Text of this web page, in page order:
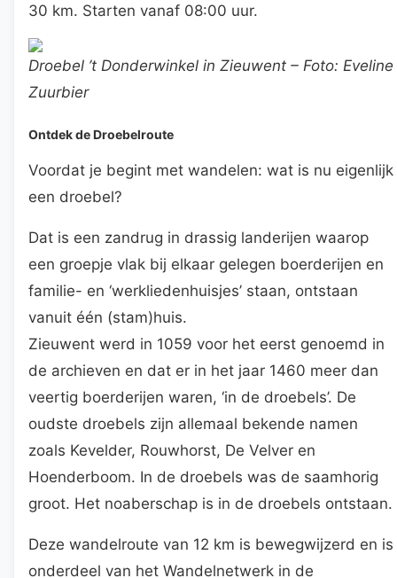
30 km. Starten vanaf 08:00 uur.
Droebel ’t Donderwinkel in Zieuwent – Foto: Eveline
Zuurbier
Ontdek de Droebelroute
Voordat je begint met wandelen: wat is nu eigenlijk
een droebel?
Dat is een zandrug in drassig landerijen waarop
een groepje vlak bij elkaar gelegen boerderijen en
familie- en ‘werkliedenhuisjes’ staan, ontstaan
vanuit één (stam)huis.
Zieuwent werd in 1059 voor het eerst genoemd in
de archieven en dat er in het jaar 1460 meer dan
veertig boerderijen waren, ‘in de droebels’. De
oudste droebels zijn allemaal bekende namen
zoals Kevelder, Rouwhorst, De Velver en
Hoenderboom. In de droebels was de saamhorig
groot. Het noaberschap is in de droebels ontstaan.
Deze wandelroute van 12 km is bewegwijzerd en is
onderdeel van het Wandelnetwerk in de